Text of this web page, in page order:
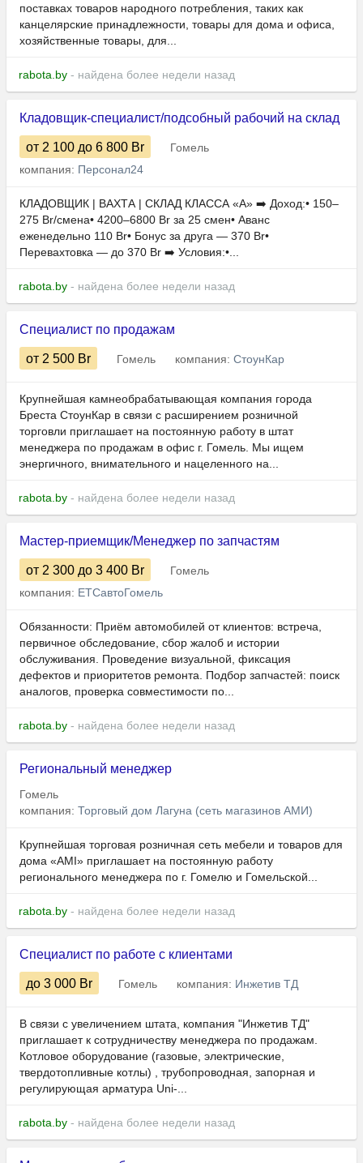
поставках товаров народного потребления, таких как
канцелярские принадлежности, товары для дома и офиса,
хозяйственные товары, для...
rabota.by - найдена более недели назад
Кладовщик-специалист/подсобный рабочий на склад
от 2 100 до 6 800 Br
Гомель
компания: Персонал24
КЛАДОВЩИК | ВАХТА | СКЛАД КЛАССА «А» ➡️ Доход:• 150–
275 Br/смена• 4200–6800 Br за 25 смен• Аванс
еженедельно 110 Br• Бонус за друга — 370 Br•
Перевахтовка — до 370 Br ➡️ Условия:•...
rabota.by - найдена более недели назад
Специалист по продажам
от 2 500 Br Гомель компания: СтоунКар
Крупнейшая камнеобрабатывающая компания города
Бреста СтоунКар в связи с расширением розничной
торговли приглашает на постоянную работу в штат
менеджера по продажам в офис г. Гомель. Мы ищем
энергичного, внимательного и нацеленного на...
rabota.by - найдена более недели назад
Мастер-приемщик/Менеджер по запчастям
от 2 300 до 3 400 Br
Гомель
компания: ЕТСавтоГомель
Обязанности: Приём автомобилей от клиентов: встреча,
первичное обследование, сбор жалоб и истории
обслуживания. Проведение визуальной, фиксация
дефектов и приоритетов ремонта. Подбор запчастей: поиск
аналогов, проверка совместимости по...
rabota.by - найдена более недели назад
Региональный менеджер
Гомель
компания: Торговый дом Лагуна (сеть магазинов АМИ)
Крупнейшая торговая розничная сеть мебели и товаров для
дома «AMI» приглашает на постоянную работу
регионального менеджера по г. Гомелю и Гомельской...
rabota.by - найдена более недели назад
Специалист по работе с клиентами
до 3 000 Br Гомель компания: Инжетив ТД
В связи с увеличением штата, компания "Инжетив ТД"
приглашает к сотрудничеству менеджера по продажам.
Котловое оборудование (газовые, электрические,
твердотопливные котлы) , трубопроводная, запорная и
регулирующая арматура Uni-...
rabota.by - найдена более недели назад